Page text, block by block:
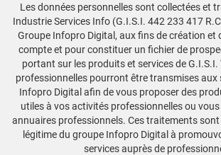
Les données personnelles sont collectées et
Industrie Services Info (G.I.S.I. 442 233 417
Groupe Infopro Digital, aux fins de création et
compte et pour constituer un fichier de
portant sur les produits et services de
professionnelles pourront être transmises aux
Infopro Digital afin de vous proposer des
utiles à vos activités professionnelles ou
annuaires professionnels. Ces traitements sont
légitime du groupe Infopro Digital à
services auprès de